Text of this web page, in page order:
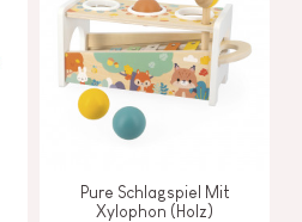
Pure Schlagspiel Mit
Xylophon (Holz)